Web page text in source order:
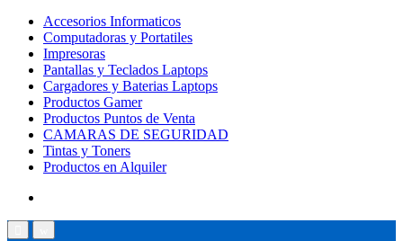
Accesorios Informaticos
Computadoras y Portatiles
Impresoras
Pantallas y Teclados Laptops
Cargadores y Baterias Laptops
Productos Gamer
Productos Puntos de Venta
CAMARAS DE SEGURIDAD
Tintas y Toners
Productos en Alquiler